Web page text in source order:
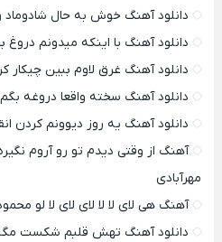
دانلود آهنگ خوش به حال
دانلود آهنگ با اینکه میدونم
دانلود آهنگ غرق لاوم ببین چیکار
دانلود آهنگ سخته واقعا دروغه
دانلود آهنگ یه روز دیوونم
آهنگ از وقتی دیدم تو رو آروم
مهرآبادی
آهنگ هی لای لا لا لای لای لا لو
دانلود آهنگ تهش قلبم شکست